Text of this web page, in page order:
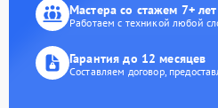
Мастера со стажем 7+ лет
Работаем с техникой любой
Гарантия до 12 месяцев
Составляем договор,